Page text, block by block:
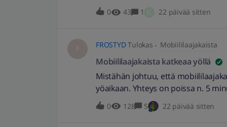
0 43 1 22 päivää sitten
F FROSTYD Tulokas Mobiililaajakaista
Mobiililaajakaista katkeaa yöllä
Mistähän johtuu, että
yöaikaan. Yhteys on poissa n. 5
pelit ja puhelut ehtivät kuitenkin
vai johtuuko tukiasemasta?
0 128 5 22 päivää sitten